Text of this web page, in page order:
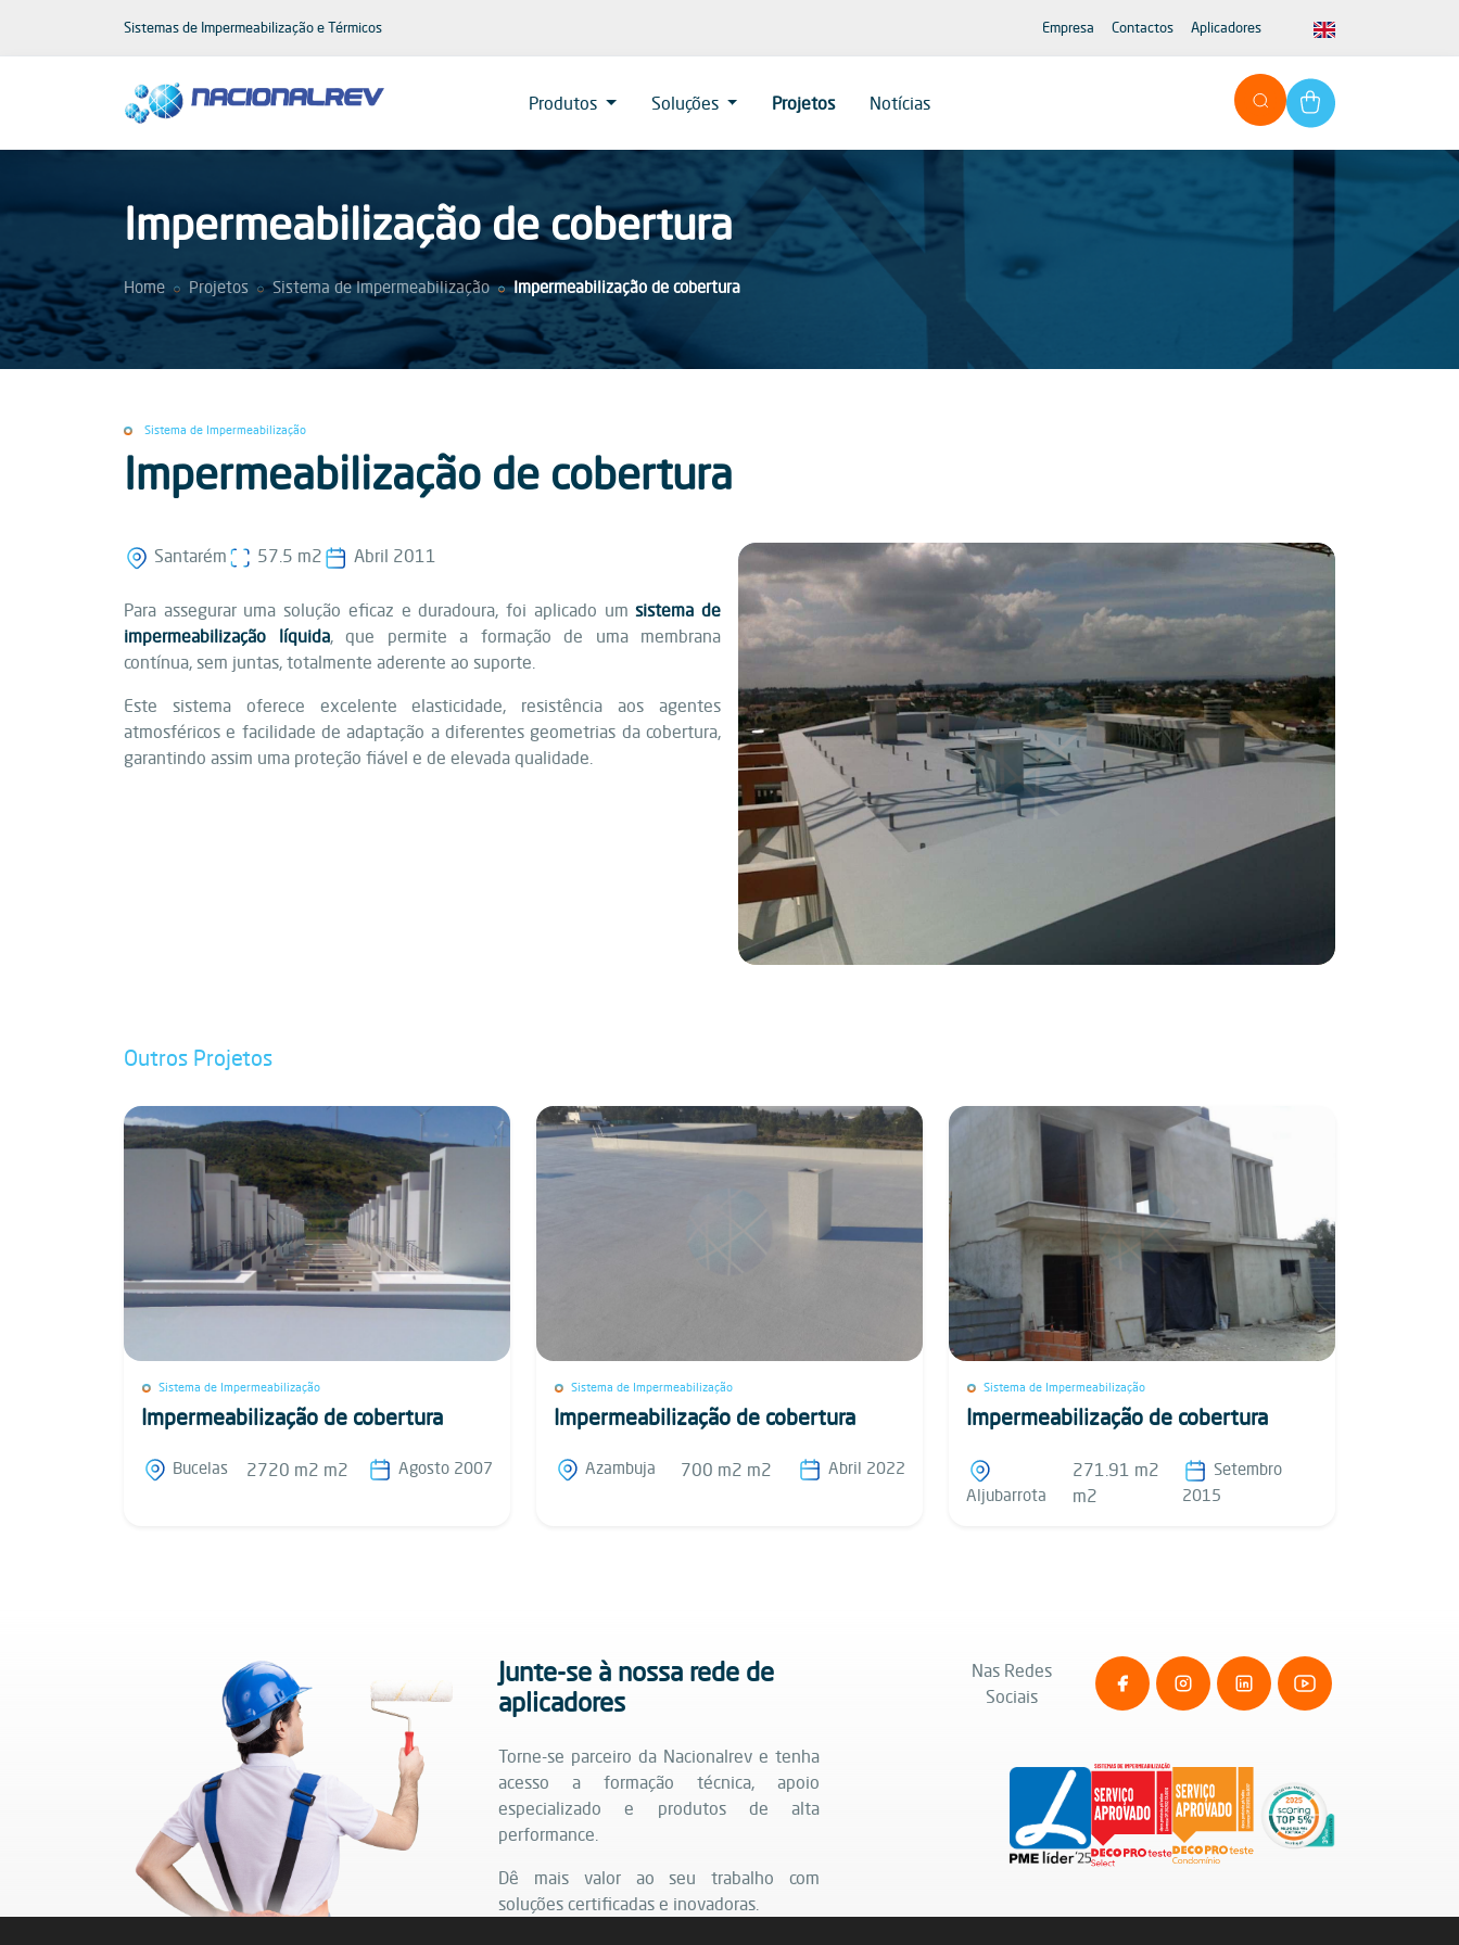
Sistemas de Impermeabilização e Térmicos Empresa Contactos Aplicadores
Produtos Soluções Projetos Notícias
Impermeabilização de cobertura
Home Projetos Sistema de Impermeabilização Impermeabilização de cobertura
Sistema de Impermeabilização
Impermeabilização de cobertura
Santarém 57.5 m2 Abril 2011
Para assegurar uma solução eficaz e duradoura, foi aplicado umsistema de
impermeabilização líquida, que permite a formação de uma membrana
contínua, sem juntas, totalmente aderente ao suporte.
Este sistema oferece excelente elasticidade, resistência aos agentes
atmosféricos e facilidade de adaptação a diferentes geometrias da cobertura,
garantindo assim uma proteção fiável e de elevada qualidade.
Outros Projetos
Sistema de Impermeabilização
Impermeabilização de cobertura
Bucelas 2720 m2 m2 Agosto 2007
Sistema de Impermeabilização
Impermeabilização de cobertura
Azambuja 700 m2 m2 Abril 2022
Sistema de Impermeabilização
Impermeabilização de cobertura
Aljubarrota
271.91 m2
m2
Setembro
2015
Junte-se à nossa rede de
aplicadores
Torne-se parceiro da Nacionalrev e tenha
acesso a formação técnica, apoio
especializado e produtos de alta
performance.
Dê mais valor ao seu trabalho com
soluções certificadas e inovadoras.
Nas Redes
Sociais